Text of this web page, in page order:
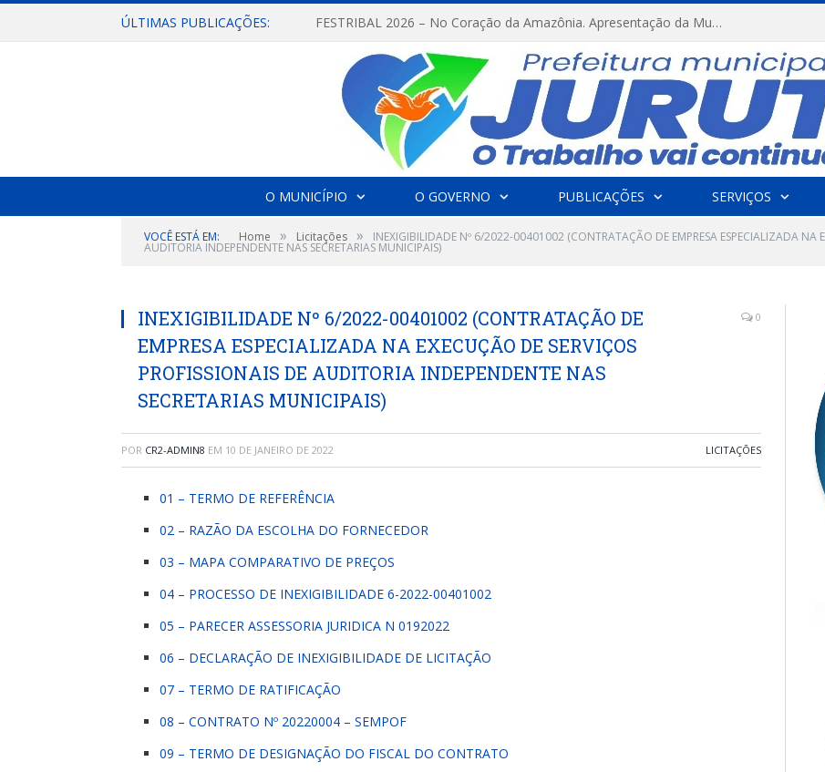
ÚLTIMAS PUBLICAÇÕES: FESTRIBAL 2026 – No Coração da Amazônia. Apresentação da Munduruku.
O MUNICÍPIO O GOVERNO PUBLICAÇÕES SERVIÇOS
VOCÊ ESTÁ EM: Home » Licitações » INEXIGIBILIDADE Nº 6/2022-00401002 (CONTRATAÇÃO DE EMPRESA ESPECIALIZADA NA
AUDITORIA INDEPENDENTE NAS SECRETARIAS MUNICIPAIS)
INEXIGIBILIDADE Nº 6/2022-00401002 (CONTRATAÇÃO DE
EMPRESA ESPECIALIZADA NA EXECUÇÃO DE SERVIÇOS
PROFISSIONAIS DE AUDITORIA INDEPENDENTE NAS
SECRETARIAS MUNICIPAIS)
0
POR CR2-ADMIN8 EM 10 DE JANEIRO DE 2022 LICITAÇÕES
01 – TERMO DE REFERÊNCIA
02 – RAZÃO DA ESCOLHA DO FORNECEDOR
03 – MAPA COMPARATIVO DE PREÇOS
04 – PROCESSO DE INEXIGIBILIDADE 6-2022-00401002
05 – PARECER ASSESSORIA JURIDICA N 0192022
06 – DECLARAÇÃO DE INEXIGIBILIDADE DE LICITAÇÃO
07 – TERMO DE RATIFICAÇÃO
08 – CONTRATO Nº 20220004 – SEMPOF
09 – TERMO DE DESIGNAÇÃO DO FISCAL DO CONTRATO